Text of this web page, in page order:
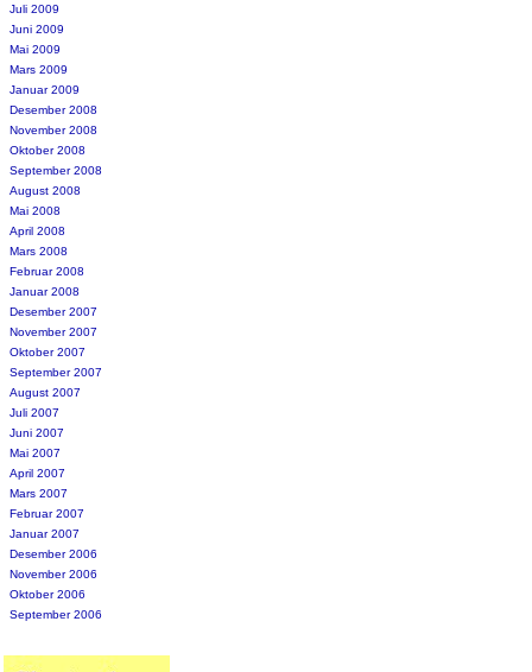
Juli 2009
Juni 2009
Mai 2009
Mars 2009
Januar 2009
Desember 2008
November 2008
Oktober 2008
September 2008
August 2008
Mai 2008
April 2008
Mars 2008
Februar 2008
Januar 2008
Desember 2007
November 2007
Oktober 2007
September 2007
August 2007
Juli 2007
Juni 2007
Mai 2007
April 2007
Mars 2007
Februar 2007
Januar 2007
Desember 2006
November 2006
Oktober 2006
September 2006